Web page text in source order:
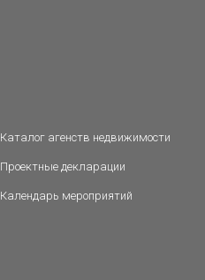
Каталог агенств недвижимости
Проектные декларации
Календарь мероприятий